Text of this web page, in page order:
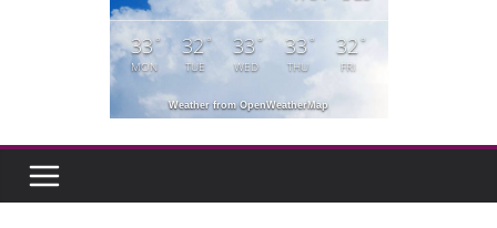
33°
MON
32°
TUE
33°
WED
33°
THU
32°
FRI
Weather from OpenWeatherMap